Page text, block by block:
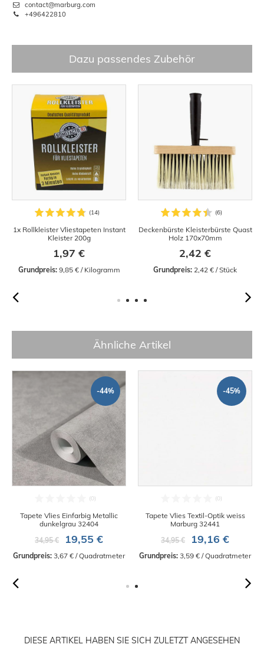
contact@marburg.com
+496422810
Dazu passendes Zubehör
1x Rollkleister Vliestapeten Instant
Kleister 200g
1,97 €
Grundpreis: 9,85 € / Kilogramm
Deckenbürste Kleisterbürste Quast
Holz 170x70mm
2,42 €
Grundpreis: 2,42 € / Stück
Ähnliche Artikel
-44%
Tapete Vlies Einfarbig Metallic
dunkelgrau 32404
34,95 €
19,55 €
Grundpreis: 3,67 € / Quadratmeter
-45%
Tapete Vlies Textil-Optik weiss
Marburg 32441
34,95 €
19,16 €
Grundpreis: 3,59 € / Quadratmeter
DIESE ARTIKEL HABEN SIE SICH ZULETZT ANGESEHEN